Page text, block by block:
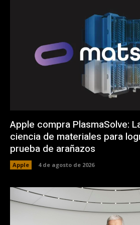
Apple compra PlasmaSolve:
ciencia de materiales para
prueba de arañazos
Apple 4 de agosto de 2026